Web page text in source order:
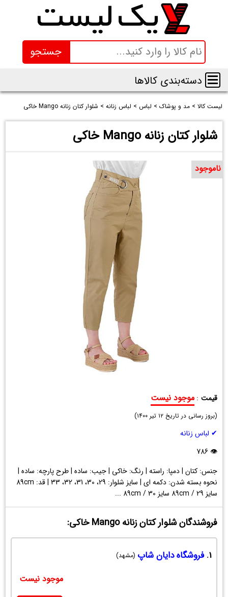
جستجو
دسته‌بندی کالاها
لیست کالا >مد و پوشاک > لباس > لباس زنانه > شلوار کتان زنانه Mango خاکی
شلوار کتان زنانه Mango خاکی
ناموجود
قیمت
شلوار
کتان
زنانه
Mango
خاکی
: موجود نیست
(بروز رسانی در تاریخ۱۲ تیر ۱۴۰۰ )
✔ لباس زنانه
👁 786
جنس: کتان | دمپا: راسته | رنگ: خاکی | جیب: ساده | طرح پارچه: ساده |
نحوه بسته شدن: دکمه ای | سایز شلوار: 29، 30، 31، 32، 33 | قد: 89cm
سایز 29 / 89cm سایز 30 / 89cm ...
فروشندگان شلوار کتان زنانه Mango خاکی:
1. فروشگاه دایان شاپ (مشهد)
موجود نیست